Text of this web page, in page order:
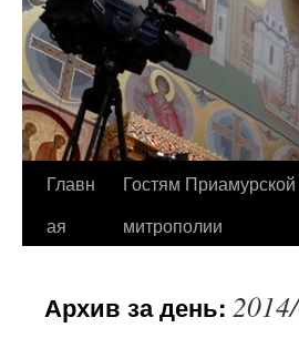
Перейти
Главн
ая
Гостям Приамурской
митрополии
Архив за день: